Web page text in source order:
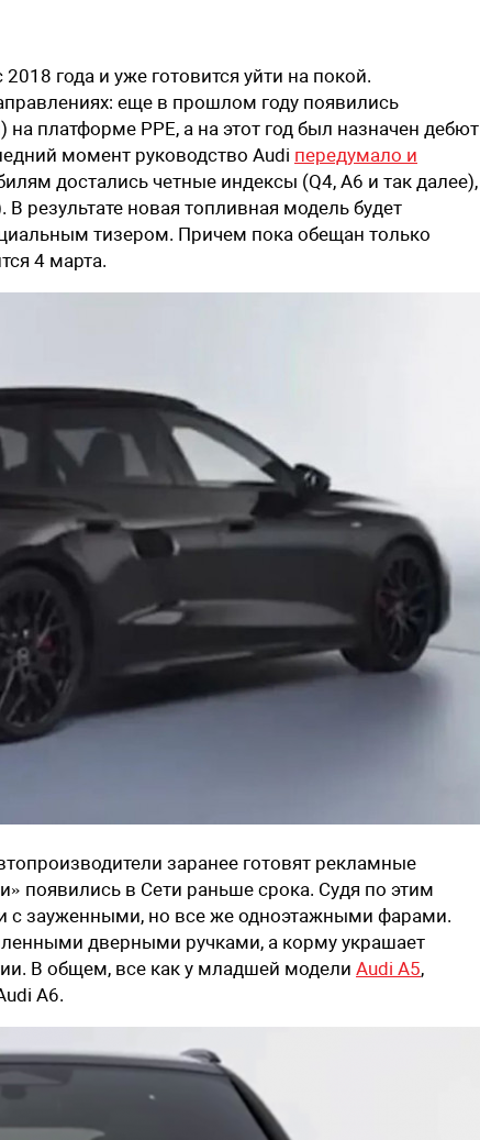
года и уже готовится уйти на покой.
еще в прошлом году появились
платформе PPE, а на этот год был назначен дебют
момент руководство Audi передумало и
достались четные индексы (Q4, A6 и так далее),
результате новая топливная модель будет
тизером. Причем пока обещан только
4 марта.
заранее готовят рекламные
появились в Сети раньше срока. Судя по этим
с зауженными, но все же одноэтажными фарами.
дверными ручками, а корму украшает
В общем, все как у младшей модели Audi A5,
A6.